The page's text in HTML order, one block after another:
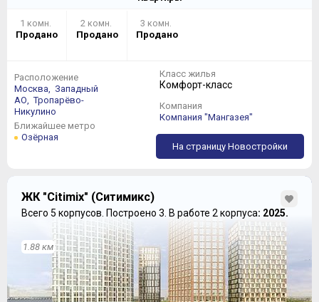
нежели в 25 корпусе размеры, все равно держат
уровень:
1 комн.
Продано
2 комн.
Продано
3 комн.
Продано
Расположение
Москва,
Западный
АО,
Тропарёво-
Никулино
Ближайшее метро
Озёрная
Класс жилья
Комфорт-класс
Компания
Компания "Мангазея"
На страницу Новостройки
ЖК "Citimix" (Ситимикс)
Всего 5 корпусов. Построено 3. В работе 2 корпуса: 2025.
1.88 км